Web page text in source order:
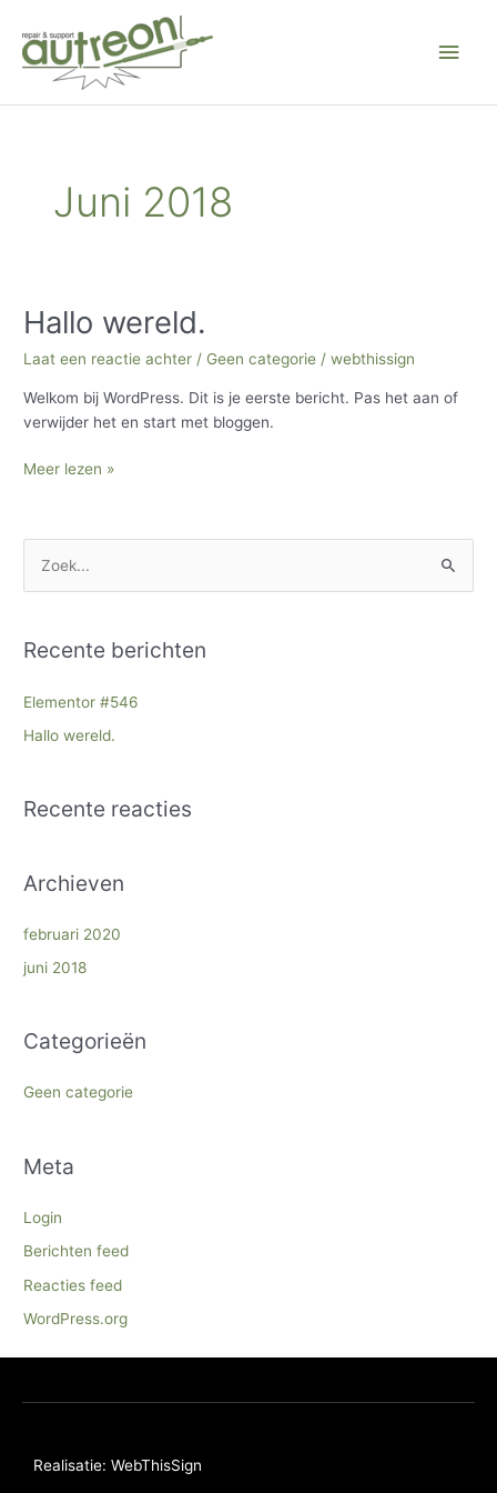
naar
Juni 2018
Hallo wereld.
Laat een reactie achter / Geen categorie /webthissign
Welkom bij WordPress. Dit is je eerste bericht. Pas het aan of
verwijder het en start met bloggen.
Hallo
wereld.
Meer lezen »
k
:
Recente berichten
Elementor #546
Hallo wereld.
Recente reacties
Archieven
februari 2020
juni 2018
Categorieën
Geen categorie
Meta
Login
Berichten feed
Reacties feed
WordPress.org
Realisatie: WebThisSign